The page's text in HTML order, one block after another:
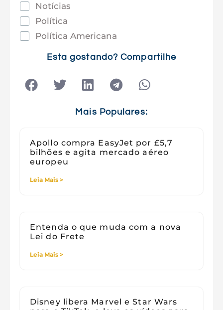
Notícias
Política
Política Americana
Tecnologia
Esta gostando? Compartilhe
Mais Populares:
Apollo compra EasyJet por £5,7
bilhões e agita mercado aéreo
europeu
Leia Mais >
Entenda o que muda com a nova
Lei do Frete
Leia Mais >
Disney libera Marvel e Star Wars